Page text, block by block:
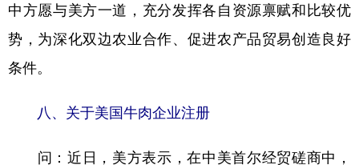
中方愿与美方一道，充分发挥各自资源禀赋和比较优
势，为深化双边农业合作、促进农产品贸易创造良好
条件。
八、关于美国牛肉企业注册
问：近日，美方表示，在中美首尔经贸磋商中，